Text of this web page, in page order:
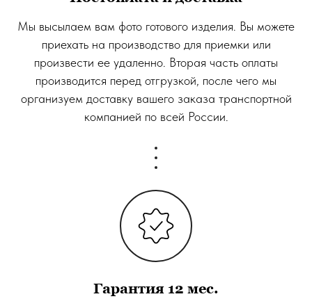
Мы высылаем вам фото готового изделия. Вы можете
приехать на производство для приемки или
произвести ее удаленно. Вторая часть оплаты
производится перед отгрузкой, после чего мы
организуем доставку вашего заказа транспортной
компанией по всей России.
Гарантия 12 мес.